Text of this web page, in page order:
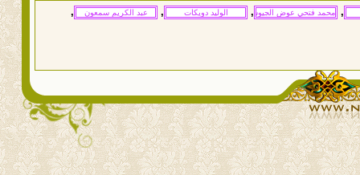
,
,
,
,